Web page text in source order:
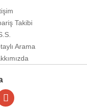
Takibi
Arama